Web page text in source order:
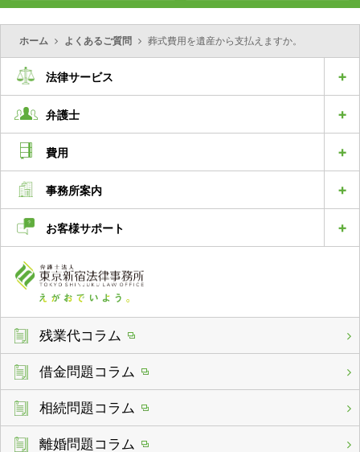
ホーム よくあるご質問 葬式費用を遺産から支払えますか。
法律サービス
弁護士
費用
事務所案内
お客様サポート
残業代コラム
借金問題コラム
相続問題コラム
離婚問題コラム